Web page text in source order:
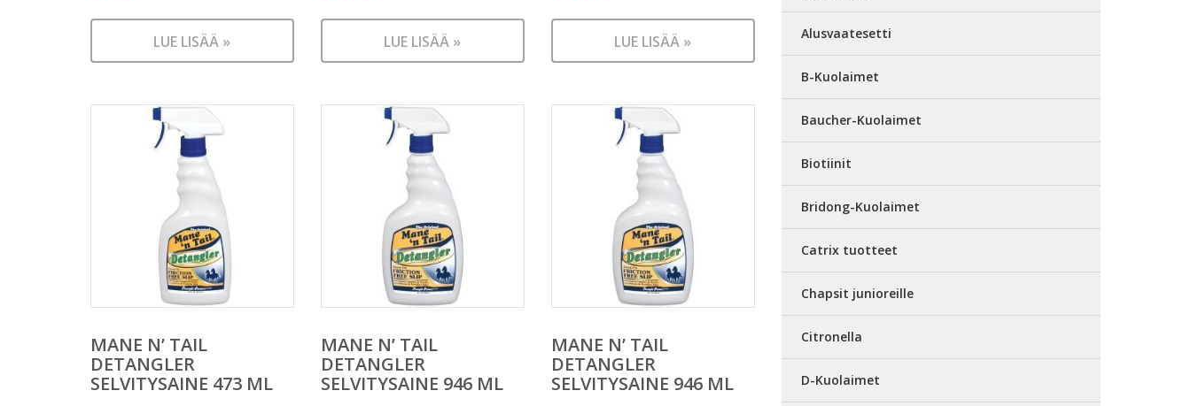
LUE LISÄÄ » LUE LISÄÄ » LUE LISÄÄ »
MANE N’ TAIL
DETANGLER
SELVITYSAINE 473 ML
MANE N’ TAIL
DETANGLER
SELVITYSAINE 946 ML
MANE N’ TAIL
DETANGLER
SELVITYSAINE 946 ML
Alusvaatesetti
B-Kuolaimet
Baucher-Kuolaimet
Biotiinit
Bridong-Kuolaimet
Catrix tuotteet
Chapsit junioreille
Citronella
D-Kuolaimet